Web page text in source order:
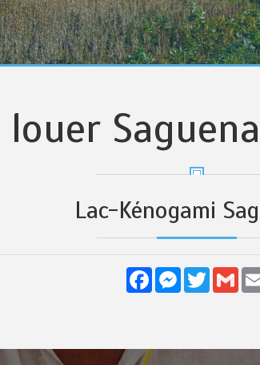
Lac-Kénogami
FacebookMessenger
Twitter